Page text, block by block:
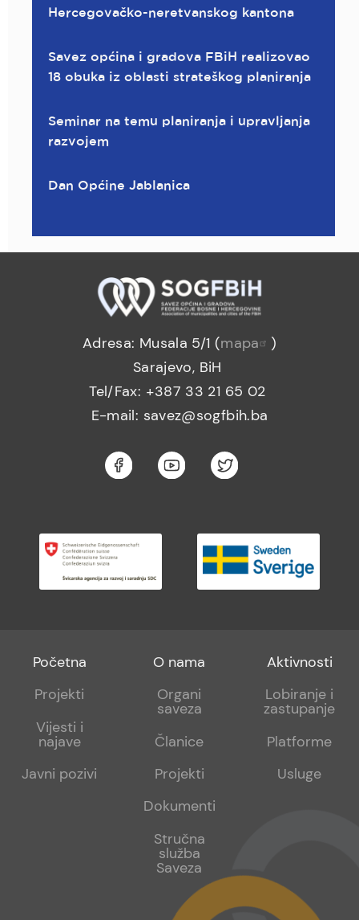
Hercegovačko-neretvanskog kantona
Savez općina i gradova FBiH realizovao
18 obuka iz oblasti strateškog planiranja
Seminar na temu planiranja i upravljanja
razvojem
Dan Općine Jablanica
Adresa: Musala 5/1 (mapa
)
Sarajevo, BiH
Tel/Fax: +387 33 21 65 02
E-mail: savez@sogfbih.ba
Footer
menu
Početna
Projekti
Vijesti i
najave
Javni pozivi
Footer
sub
O nama
Organi
saveza
Članice
Projekti
Dokumenti
Stručna
služba
Saveza
Footer
sub
Aktivnosti
Lobiranje i
zastupanje
Platforme
Usluge